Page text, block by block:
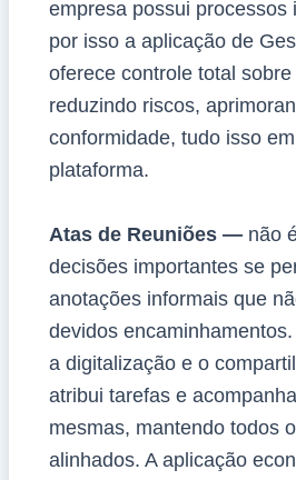
empresa possui processos
por isso a aplicação de
oferece controle total
reduzindo riscos,
conformidade, tudo isso
plataforma.
Atas de Reuniões — não
decisões importantes se
anotações informais que
devidos
a digitalização e o
atribui tarefas e
mesmas, mantendo todos
alinhados. A aplicação